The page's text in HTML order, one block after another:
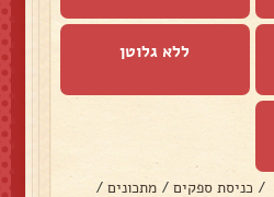
ללא גלוטן
/ כניסת ספקים / מתכונים /